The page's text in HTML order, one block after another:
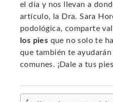
el día y nos llevan a
artículo, la Dra. Sara
podológica, comparte
los pies que no solo te
que también te
comunes. ¡Dale a tus